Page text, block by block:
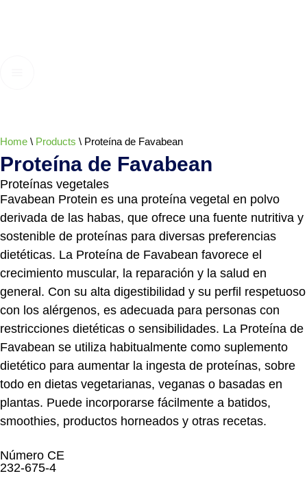
Home \ Products \ Proteína de Favabean
Proteína de Favabean
Proteínas vegetales
Favabean Protein es una proteína vegetal en polvo
derivada de las habas, que ofrece una fuente nutritiva y
sostenible de proteínas para diversas preferencias
dietéticas. La Proteína de Favabean favorece el
crecimiento muscular, la reparación y la salud en
general. Con su alta digestibilidad y su perfil respetuoso
con los alérgenos, es adecuada para personas con
restricciones dietéticas o sensibilidades. La Proteína de
Favabean se utiliza habitualmente como suplemento
dietético para aumentar la ingesta de proteínas, sobre
todo en dietas vegetarianas, veganas o basadas en
plantas. Puede incorporarse fácilmente a batidos,
smoothies, productos horneados y otras recetas.
Número CE
232-675-4